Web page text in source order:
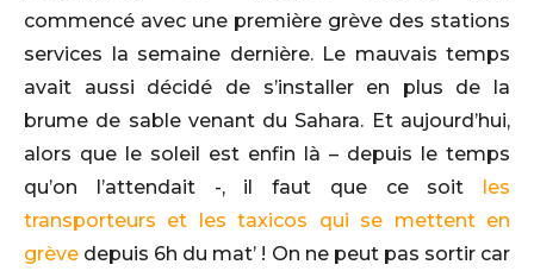
commencé avec une première grève des stations
services la semaine dernière. Le mauvais temps
avait aussi décidé de s’installer en plus de la
brume de sable venant du Sahara. Et aujourd’hui,
alors que le soleil est enfin là – depuis le temps
qu’on l’attendait -, il faut que ce soit les
transporteurs et les taxicos qui se mettent en
grève depuis 6h du mat’ ! On ne peut pas sortir car